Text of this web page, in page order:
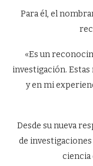
Para él, el
«Es un
investigación.
y en mi
Desde su nueva
de
ciencia